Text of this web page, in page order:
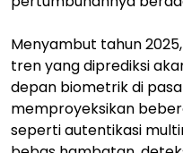
Menyambut tahun
tren yang diprediksi
depan biometrik di
memproyeksikan
seperti autentikasi